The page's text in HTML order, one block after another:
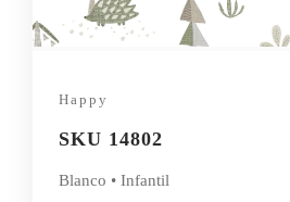
Happy
SKU 14802
Blanco • Infantil